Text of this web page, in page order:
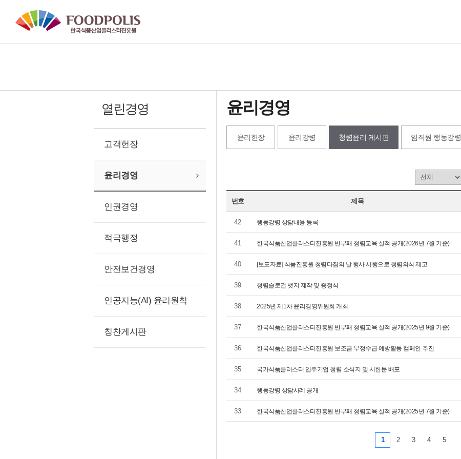
열린경영
고객헌장
윤리경영
인권경영
적극행정
안전보건경영
인공지능(AI) 윤리원칙
칭찬게시판
윤리경영
윤리헌장 윤리강령 청렴윤리 게시판 임직원 행동강령
검
색
번호 제목
42 행동강령 상담내용 등록
41 한국식품산업클러스터진흥원 반부패 청렴교육 실적 공개(2026년 7월 기준)
40 [보도자료] 식품진흥원 청렴다짐의 날 행사 시행으로 청렴의식 제고
39 청렴슬로건 뱃지 제작 및 증정식
38 2025년 제1차 윤리경영위원회 개최
37 한국식품산업클러스터진흥원 반부패 청렴교육 실적 공개(2025년 9월 기준)
36 한국식품산업클러스터진흥원 보조금 부정수급 예방활동 캠페인 추진
35 국가식품클러스터 입주기업 청렴 소식지 및 서한문 배포
34 행동강령 상담사례 공개
33 한국식품산업클러스터진흥원 반부패 청렴교육 실적 공개(2025년 7월 기준)
1 2 3 4 5